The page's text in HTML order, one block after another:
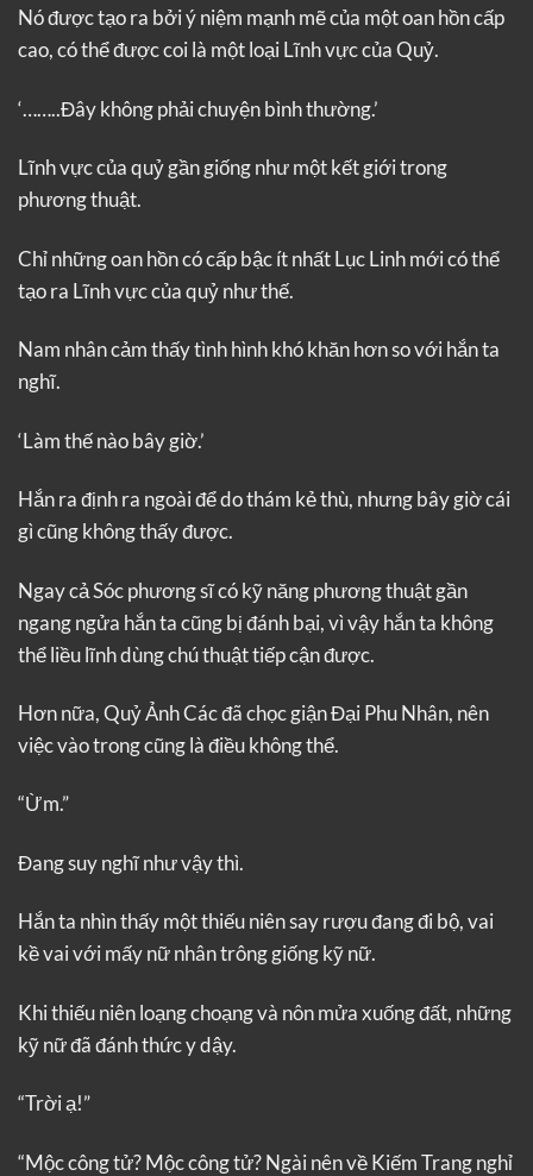
Nó được tạo ra bởi ý niệm mạnh mẽ của một oan hồn cấp
cao, có thể được coi là một loại Lĩnh vực của Quỷ.
‘……..Đây không phải chuyện bình thường.’
Lĩnh vực của quỷ gần giống như một kết giới trong
phương thuật.
Chỉ những oan hồn có cấp bậc ít nhất Lục Linh mới có thể
tạo ra Lĩnh vực của quỷ như thế.
Nam nhân cảm thấy tình hình khó khăn hơn so với hắn ta
nghĩ.
‘Làm thế nào bây giờ.’
Hắn ra định ra ngoài để do thám kẻ thù, nhưng bây giờ cái
gì cũng không thấy được.
Ngay cả Sóc phương sĩ có kỹ năng phương thuật gần
ngang ngửa hắn ta cũng bị đánh bại, vì vậy hắn ta không
thể liều lĩnh dùng chú thuật tiếp cận được.
Hơn nữa, Quỷ Ảnh Các đã chọc giận Đại Phu Nhân, nên
việc vào trong cũng là điều không thể.
“Ừm.”
Đang suy nghĩ như vậy thì.
Hắn ta nhìn thấy một thiếu niên say rượu đang đi bộ, vai
kề vai với mấy nữ nhân trông giống kỹ nữ.
Khi thiếu niên loạng choạng và nôn mửa xuống đất, những
kỹ nữ đã đánh thức y dậy.
“Trời ạ!”
“Mộc công tử? Mộc công tử? Ngài nên về Kiếm Trang nghỉ